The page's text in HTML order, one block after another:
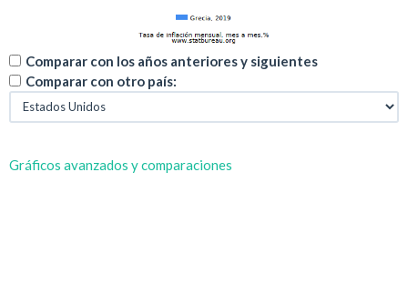
Comparar con los años anteriores y siguientes
Comparar con otro país:
Gráficos avanzados y comparaciones